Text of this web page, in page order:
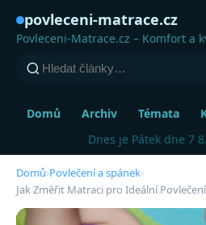
povleceni-matrace.cz
Povleceni-Matrace.cz – Komfort a
Domů Archiv Témata
Dnes je Pátek dne 7
Domů›Povlečení a spánek›
Jak Změřit Matraci pro Ideální